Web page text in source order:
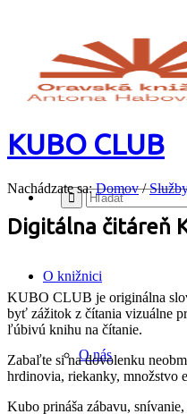
O knižnici
O nás
KUBO CLUB
Nachádzate sa: Domov /
Digitálna čitáreň
KUBO CLUB je originálna
byť zážitok z čítania vizuálne
ľúbivú knihu na čítanie.
Zabaľte si na dovolenku
hrdinovia, riekanky, množstvo
Kubo prináša zábavu,